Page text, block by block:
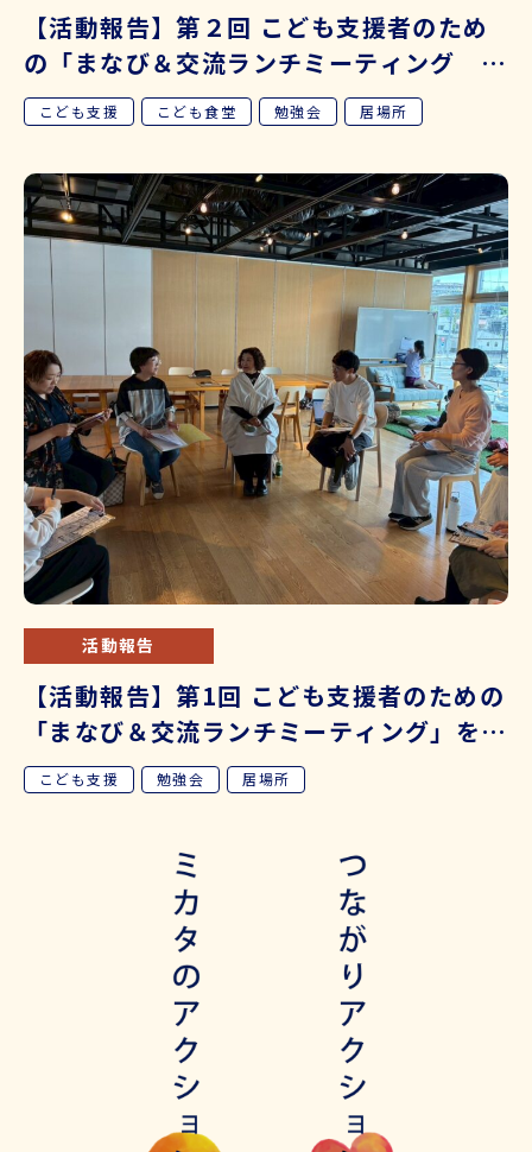
【活動報告】第２回 こども支援者のため
の「まなび＆交流ランチミーティング こ
ども食堂編」を開催しました
こども支援 こども食堂 勉強会 居場所
活動報告
【活動報告】第1回 こども支援者のための
「まなび＆交流ランチミーティング」を開
催しました
こども支援 勉強会 居場所